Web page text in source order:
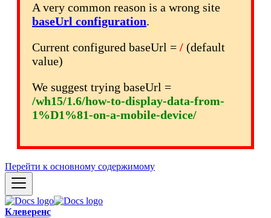
A very common reason is a wrong site
baseUrl configuration.
Current configured baseUrl = / (default
value)
We suggest trying baseUrl =
/wh15/1.6/how-to-display-data-from-
1%D1%81-on-a-mobile-device/
Перейти к основному содержимому
Клеверенс